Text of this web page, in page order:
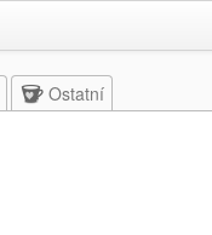
Ostatní